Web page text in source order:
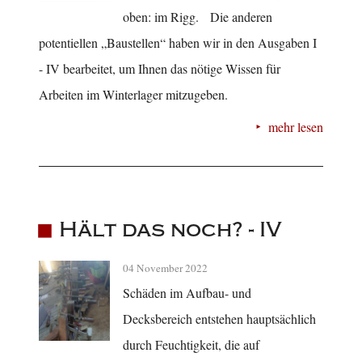
oben: im Rigg. Die anderen
potentiellen „Baustellen“ haben wir in den Ausgaben I
- IV bearbeitet, um Ihnen das nötige Wissen für
Arbeiten im Winterlager mitzugeben.
mehr lesen
Hält das noch? - IV
04 November 2022
Schäden im Aufbau- und
Decksbereich entstehen hauptsächlich
durch Feuchtigkeit, die auf